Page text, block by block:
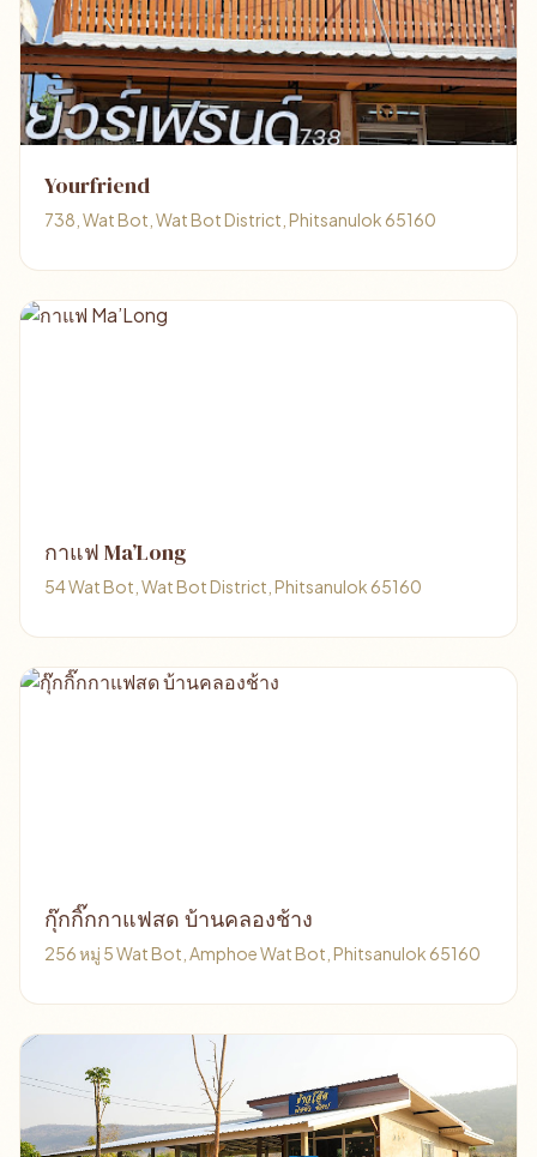
Yourfriend
738, Wat Bot, Wat Bot District, Phitsanulok 65160
กาแฟ Ma’Long
54 Wat Bot, Wat Bot District, Phitsanulok 65160
กุ๊กกิ๊กกาแฟสด บ้านคลองช้าง
256 หมู่ 5 Wat Bot, Amphoe Wat Bot, Phitsanulok 65160